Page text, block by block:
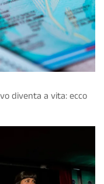
diventa a vita: ecco